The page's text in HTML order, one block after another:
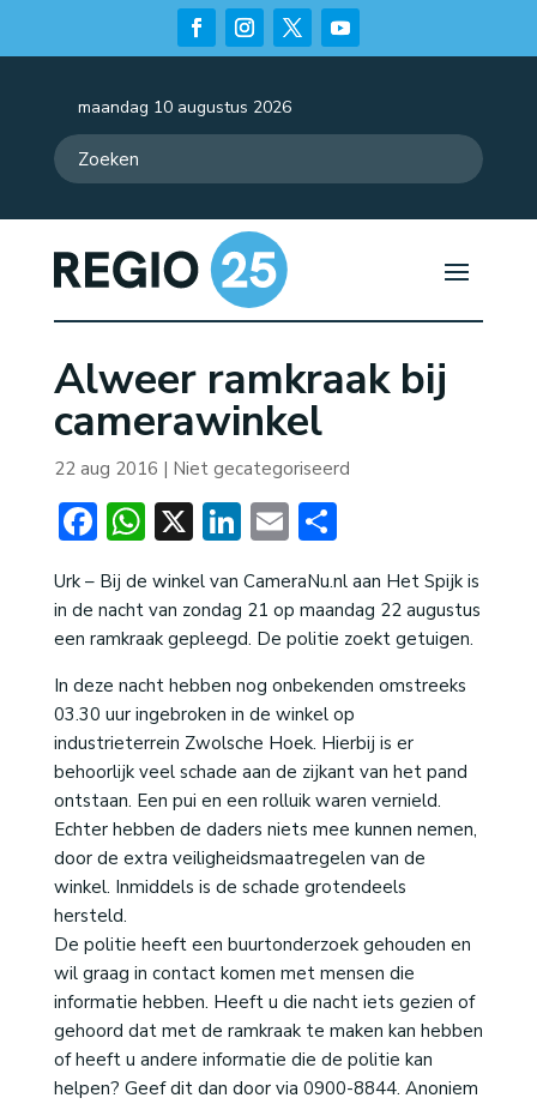
maandag 10 augustus 2026
Alweer ramkraak bij
camerawinkel
22 aug 2016 | Niet gecategoriseerd
Facebook
WhatsApp
X LinkedIn
EmailDelen
Urk – Bij de winkel van CameraNu.nl aan Het Spijk is
in de nacht van zondag 21 op maandag 22 augustus
een ramkraak gepleegd. De politie zoekt getuigen.
In deze nacht hebben nog onbekenden omstreeks
03.30 uur ingebroken in de winkel op
industrieterrein Zwolsche Hoek. Hierbij is er
behoorlijk veel schade aan de zijkant van het pand
ontstaan. Een pui en een rolluik waren vernield.
Echter hebben de daders niets mee kunnen nemen,
door de extra veiligheidsmaatregelen van de
winkel. Inmiddels is de schade grotendeels
hersteld.
De politie heeft een buurtonderzoek gehouden en
wil graag in contact komen met mensen die
informatie hebben. Heeft u die nacht iets gezien of
gehoord dat met de ramkraak te maken kan hebben
of heeft u andere informatie die de politie kan
helpen? Geef dit dan door via 0900-8844. Anoniem